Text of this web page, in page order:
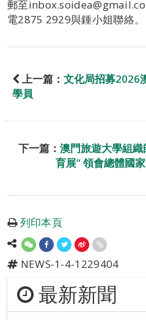
郵至
電2875 2929與鍾小姐聯絡。
上一篇： 文化局招募2026
學員
下一篇： 澳門旅遊大學組
育展” 領會總體國
列印本頁
NEWS-1-4-1229404
最新新聞